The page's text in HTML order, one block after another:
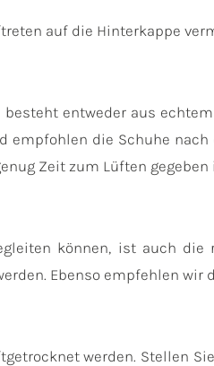
auf die Hinterkappe
entweder aus
empfohlen die Schuhe
Zeit zum Lüften gegeben
können, ist auch
Ebenso empfehlen
werden. Stellen